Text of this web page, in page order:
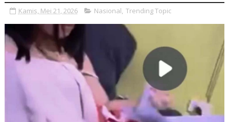
Kamis, Mei 21, 2026 Nasional, Trending Topic